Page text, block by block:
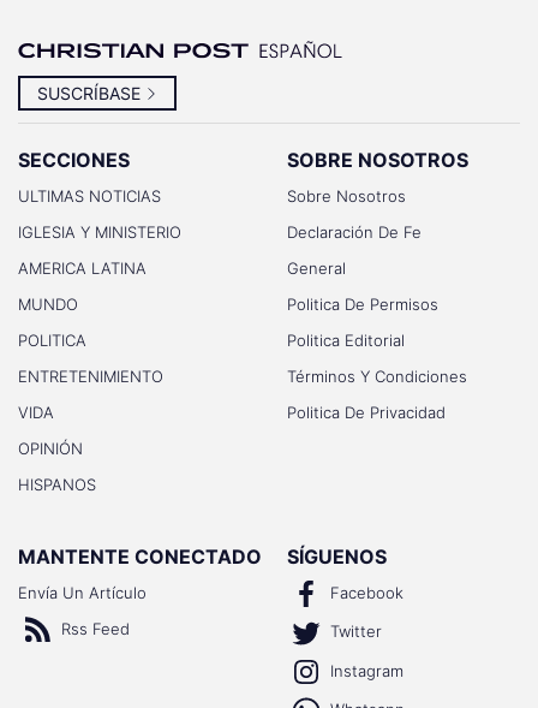
SUSCRÍBASE
SECCIONES
ULTIMAS NOTICIAS
IGLESIA Y MINISTERIO
AMERICA LATINA
MUNDO
POLITICA
ENTRETENIMIENTO
VIDA
OPINIÓN
HISPANOS
SOBRE NOSOTROS
Sobre Nosotros
Declaración De Fe
General
Politica De Permisos
Politica Editorial
Términos Y Condiciones
Politica De Privacidad
MANTENTE CONECTADO
Envía Un Artículo
Rss Feed
SÍGUENOS
Facebook
Twitter
Instagram